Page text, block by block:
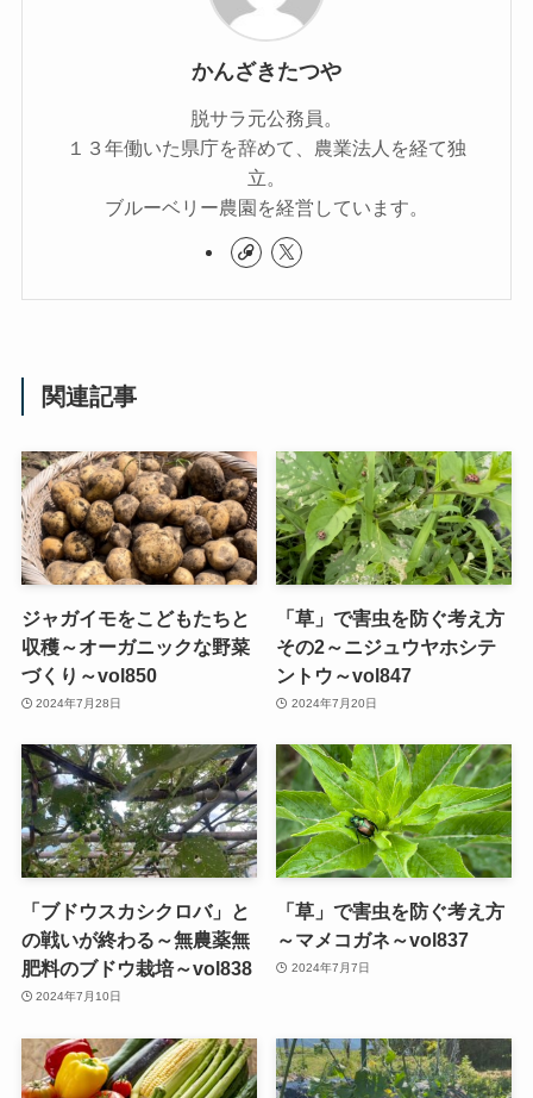
かんざきたつや
脱サラ元公務員。
１３年働いた県庁を辞めて、農業法人を経て独
立。
ブルーベリー農園を経営しています。
関連記事
ジャガイモをこどもたちと
収穫～オーガニックな野菜
づくり～vol850
2024年7月28日
「草」で害虫を防ぐ考え方
その2～ニジュウヤホシテ
ントウ～vol847
2024年7月20日
「ブドウスカシクロバ」と
の戦いが終わる～無農薬無
肥料のブドウ栽培～vol838
2024年7月10日
「草」で害虫を防ぐ考え方
～マメコガネ～vol837
2024年7月7日